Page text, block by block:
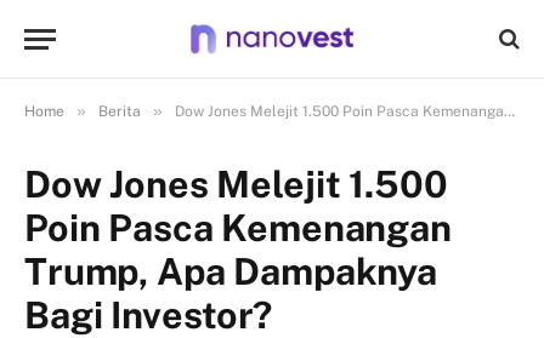
Home » Berita » Dow Jones Melejit 1.500 Poin Pasca Kemenangan Trump, Apa Dampaknya Bagi Investor?
Dow Jones Melejit 1.500
Poin Pasca Kemenangan
Trump, Apa Dampaknya
Bagi Investor?